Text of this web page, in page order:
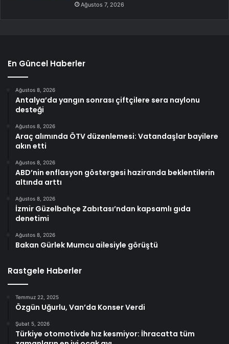
Ağustos 7, 2026
En Güncel Haberler
Ağustos 8, 2026
Antalya’da yangın sonrası çiftçilere sera naylonu
desteği
Ağustos 8, 2026
Araç alımında ÖTV düzenlemesi: Vatandaşlar bayilere
akın etti
Ağustos 8, 2026
ABD’nin enflasyon göstergesi haziranda beklentilerin
altında arttı
Ağustos 8, 2026
İzmir Güzelbahçe Zabıtası’ndan kapsamlı gıda
denetimi
Ağustos 8, 2026
Bakan Gürlek Mumcu ailesiyle görüştü
Rastgele Haberler
Temmuz 22, 2025
Özgün Uğurlu, Van’da Konser Verdi
Şubat 5, 2026
Türkiye otomotivde hız kesmiyor: İhracatta tüm